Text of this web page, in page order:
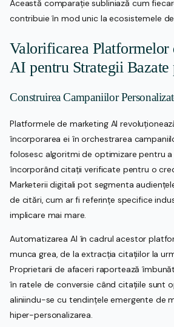
Această comparație subliniază cum
contribuie în mod unic la ecosistemele
Valorificarea Platformelor
AI pentru Strategii Bazate
Construirea Campaniilor
Platformele de marketing AI
încorporarea ei în orchestrarea
folosesc algoritmi de optimizare pentru
încorporând citații verificate pentru o
Marketerii digitali pot segmenta
de citări, cum ar fi referințe specifice
implicare mai mare.
Automatizarea AI în cadrul acestor
munca grea, de la extracția citațiilor la
Proprietarii de afaceri raportează
în ratele de conversie când citațiile sunt
aliniindu-se cu tendințele emergente de
hiper-personalizarea.